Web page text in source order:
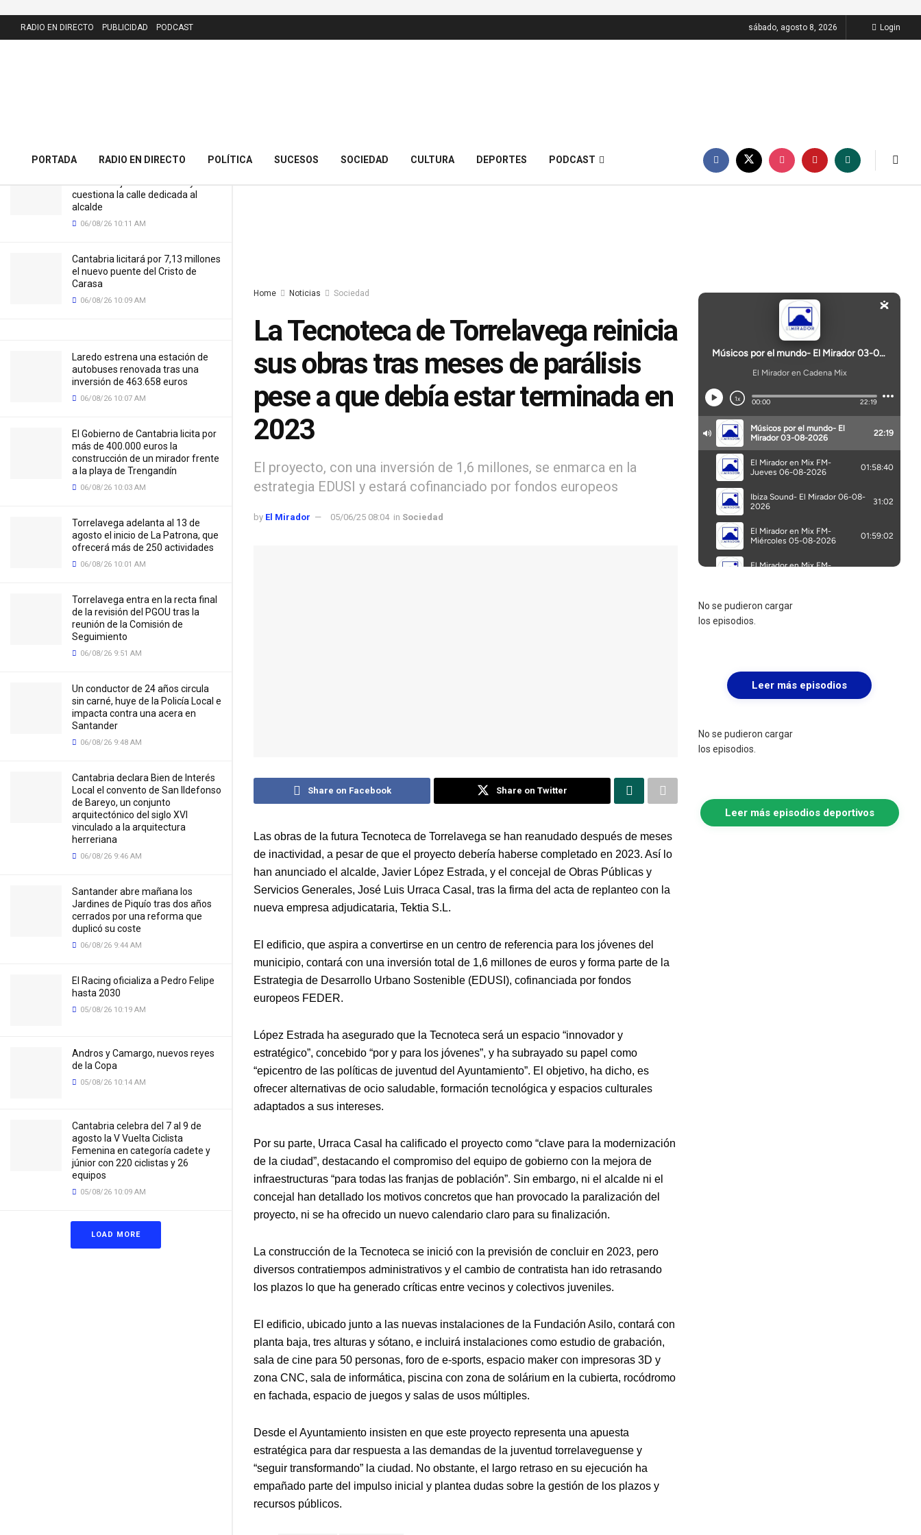
cuestiona la calle dedicada al
alcalde
06/08/26 10:11 AM
Cantabria licitará por 7,13 millones
el nuevo puente del Cristo de
Carasa
06/08/26 10:09 AM
Laredo estrena una estación de
autobuses renovada tras una
inversión de 463.658 euros
06/08/26 10:07 AM
El Gobierno de Cantabria licita por
más de 400.000 euros la
construcción de un mirador frente
a la playa de Trengandín
06/08/26 10:03 AM
Torrelavega adelanta al 13 de
agosto el inicio de La Patrona, que
ofrecerá más de 250 actividades
06/08/26 10:01 AM
Torrelavega entra en la recta final
de la revisión del PGOU tras la
reunión de la Comisión de
Seguimiento
06/08/26 9:51 AM
Un conductor de 24 años circula
sin carné, huye de la Policía Local e
impacta contra una acera en
Santander
06/08/26 9:48 AM
Cantabria declara Bien de Interés
Local el convento de San Ildefonso
de Bareyo, un conjunto
arquitectónico del siglo XVI
vinculado a la arquitectura
herreriana
06/08/26 9:46 AM
Santander abre mañana los
Jardines de Piquío tras dos años
cerrados por una reforma que
duplicó su coste
06/08/26 9:44 AM
El Racing oficializa a Pedro Felipe
hasta 2030
05/08/26 10:19 AM
Andros y Camargo, nuevos reyes
de la Copa
05/08/26 10:14 AM
Cantabria celebra del 7 al 9 de
agosto la V Vuelta Ciclista
Femenina en categoría cadete y
júnior con 220 ciclistas y 26
equipos
05/08/26 10:09 AM
LOAD MORE
RADIO EN DIRECTO PUBLICIDAD PODCAST sábado, agosto 8, 2026 Login
PORTADA RADIO EN DIRECTO POLÍTICA SUCESOS SOCIEDAD CULTURA DEPORTES PODCAST
Home Noticias Sociedad
La Tecnoteca de Torrelavega reinicia
sus obras tras meses de parálisis
pese a que debía estar terminada en
2023
El proyecto, con una inversión de 1,6 millones, se enmarca en la
estrategia EDUSI y estará cofinanciado por fondos europeos
by El Mirador 05/06/25 08:04 in Sociedad
Share on Facebook Share on Twitter
Las obras de la futura Tecnoteca de Torrelavega se han reanudado después de meses
de inactividad, a pesar de que el proyecto debería haberse completado en 2023. Así lo
han anunciado el alcalde, Javier López Estrada, y el concejal de Obras Públicas y
Servicios Generales, José Luis Urraca Casal, tras la firma del acta de replanteo con la
nueva empresa adjudicataria, Tektia S.L.
El edificio, que aspira a convertirse en un centro de referencia para los jóvenes del
municipio, contará con una inversión total de 1,6 millones de euros y forma parte de la
Estrategia de Desarrollo Urbano Sostenible (EDUSI), cofinanciada por fondos
europeos FEDER.
López Estrada ha asegurado que la Tecnoteca será un espacio “innovador y
estratégico”, concebido “por y para los jóvenes”, y ha subrayado su papel como
“epicentro de las políticas de juventud del Ayuntamiento”. El objetivo, ha dicho, es
ofrecer alternativas de ocio saludable, formación tecnológica y espacios culturales
adaptados a sus intereses.
Por su parte, Urraca Casal ha calificado el proyecto como “clave para la modernización
de la ciudad”, destacando el compromiso del equipo de gobierno con la mejora de
infraestructuras “para todas las franjas de población”. Sin embargo, ni el alcalde ni el
concejal han detallado los motivos concretos que han provocado la paralización del
proyecto, ni se ha ofrecido un nuevo calendario claro para su finalización.
La construcción de la Tecnoteca se inició con la previsión de concluir en 2023, pero
diversos contratiempos administrativos y el cambio de contratista han ido retrasando
los plazos lo que ha generado críticas entre vecinos y colectivos juveniles.
El edificio, ubicado junto a las nuevas instalaciones de la Fundación Asilo, contará con
planta baja, tres alturas y sótano, e incluirá instalaciones como estudio de grabación,
sala de cine para 50 personas, foro de e-sports, espacio maker con impresoras 3D y
zona CNC, sala de informática, piscina con zona de solárium en la cubierta, rocódromo
en fachada, espacio de juegos y salas de usos múltiples.
Desde el Ayuntamiento insisten en que este proyecto representa una apuesta
estratégica para dar respuesta a las demandas de la juventud torrelaveguense y
“seguir transformando” la ciudad. No obstante, el largo retraso en su ejecución ha
empañado parte del impulso inicial y plantea dudas sobre la gestión de los plazos y
recursos públicos.
No se pudieron cargar
los episodios.
Leer más episodios
No se pudieron cargar
los episodios.
Leer más episodios deportivos